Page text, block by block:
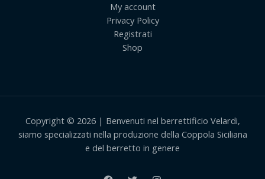
My account
Privacy Policy
Registrati
Shop
Copyright © 2026 | Benvenuti nel berrettificio Velardi,
siamo specializzati nella produzione della Coppola Siciliana
e del berretto in genere